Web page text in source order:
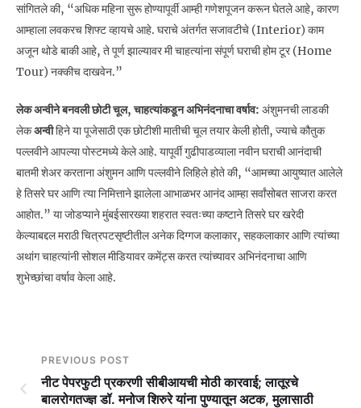
सांगितले की, “अधिक महिना सुरू होण्यापूर्वी आम्ही गणेशपूजन करून घेतले आहे, कारण
आम्हाला लवकरच शिफ्ट व्हायचे आहे. घराचे अंतर्गत सजावटीचे (Interior) काम
अजून थोडे बाकी आहे, ते पूर्ण झाल्यावर मी चाहत्यांना संपूर्ण घराची होम टूर (Home
Tour) नक्कीच दाखवेन.”
लेक अन्वीने बनवली छोटी चूल, चाहत्यांकडून अभिनंदनाचा वर्षाव: अंशुमनची लाडकी
लेकअन्वीहिने या पूजेसाठी एक छोटीशी मातीची चूल तयार केली होती, ज्याचे कौतुक
पल्लवीने आपल्या पोस्टमध्ये केले आहे. यापूर्वी गुढीपाडव्याला नवीन घराची आनंदाची
बातमी शेअर करताना अंशुमन आणि पल्लवीने लिहिले होते की, “आमच्या आयुष्यात आलेले
हे तिसरे घर आणि त्या निमित्ताने झालेला आभाळभर आनंद आम्हा सर्वांसोबत साजरा करत
आहोत.” या जोडप्याने मुंबईसारख्या शहरात स्वतःच्या कष्टाने तिसरे घर खरेदी
केल्याबद्दल मराठी चित्रपटसृष्टीतील अनेक दिग्गज कलाकार, सहकलाकार आणि त्यांच्या
अथांग चाहत्यांनी सोशल मीडियावर कमेंट्स करत त्यांच्यावर अभिनंदनाचा आणि
शुभेच्छांचा वर्षाव केला आहे.
PREVIOUS POST
नीट पेपरफुटी प्रकरणी सीबीआयची मोठी कारवाई; लातूरचे
बालरोगतज्ज्ञ डॉ. मनोज शिरुरे यांना पुण्यातून अटक, मुलासाठी